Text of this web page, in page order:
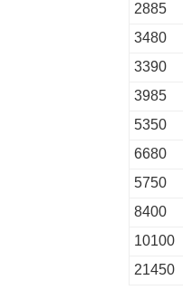
2885
3480
3390
3985
5350
6680
5750
8400
10100
21450